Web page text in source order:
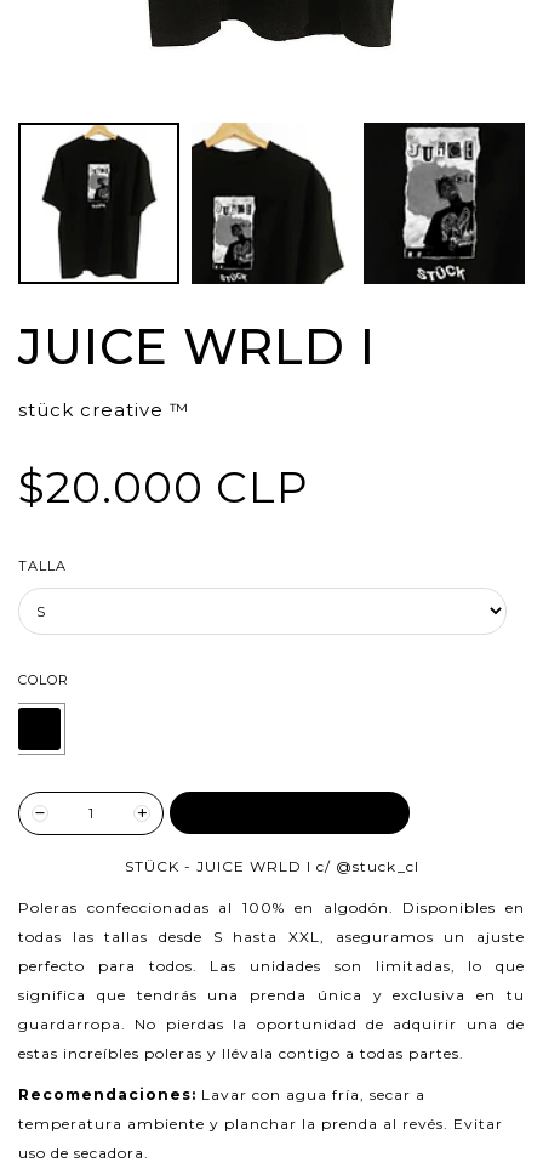
JUICE WRLD I
stück creative ™
$20.000 CLP
TALLA
COLOR
STÜCK - JUICE WRLD I c/ @stuck_cl
Poleras confeccionadas al 100% en algodón. Disponibles en
todas las tallas desde S hasta XXL, aseguramos un ajuste
perfecto para todos. Las unidades son limitadas, lo que
significa que tendrás una prenda única y exclusiva en tu
guardarropa. No pierdas la oportunidad de adquirir una de
estas increíbles poleras y llévala contigo a todas partes.
Recomendaciones: Lavar con agua fría, secar a
temperatura ambiente y planchar la prenda al revés. Evitar
uso de secadora.